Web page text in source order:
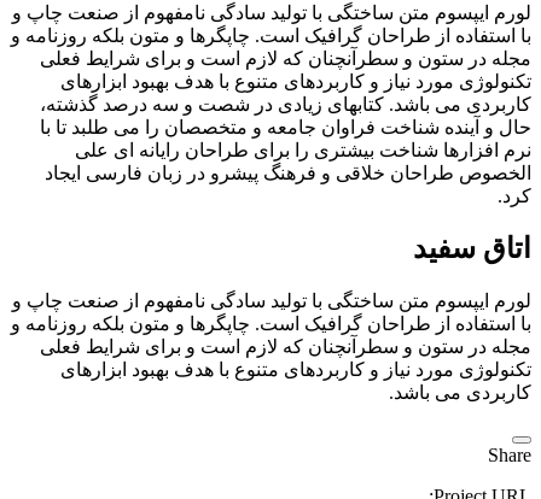
لورم ایپسوم متن ساختگی با تولید سادگی نامفهوم از صنعت چاپ و
با استفاده از طراحان گرافیک است. چاپگرها و متون بلکه روزنامه و
مجله در ستون و سطرآنچنان که لازم است و برای شرایط فعلی
تکنولوژی مورد نیاز و کاربردهای متنوع با هدف بهبود ابزارهای
کاربردی می باشد. کتابهای زیادی در شصت و سه درصد گذشته،
حال و آینده شناخت فراوان جامعه و متخصصان را می طلبد تا با
نرم افزارها شناخت بیشتری را برای طراحان رایانه ای علی
الخصوص طراحان خلاقی و فرهنگ پیشرو در زبان فارسی ایجاد
کرد.
اتاق سفید
لورم ایپسوم متن ساختگی با تولید سادگی نامفهوم از صنعت چاپ و
با استفاده از طراحان گرافیک است. چاپگرها و متون بلکه روزنامه و
مجله در ستون و سطرآنچنان که لازم است و برای شرایط فعلی
تکنولوژی مورد نیاز و کاربردهای متنوع با هدف بهبود ابزارهای
کاربردی می باشد.
Share